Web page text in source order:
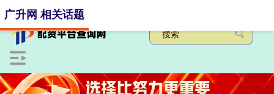
-->
广升网 相关话题